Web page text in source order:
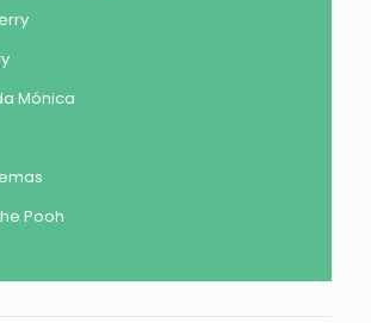
Mónica
Pooh